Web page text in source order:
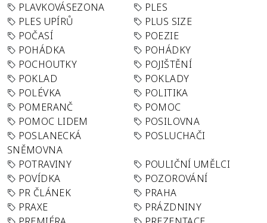
PLAVKOVÁSEZONA
PLES
PLES UPÍRŮ
PLUS SIZE
POČASÍ
POEZIE
POHÁDKA
POHÁDKY
POCHOUTKY
POJIŠTĚNÍ
POKLAD
POKLADY
POLÉVKA
POLITIKA
POMERANČ
POMOC
POMOC LIDEM
POSILOVNA
POSLANECKÁ
SNĚMOVNA
POSLUCHAČI
POTRAVINY
POULIČNÍ UMĚLCI
POVÍDKA
POZOROVÁNÍ
PR ČLÁNEK
PRAHA
PRAXE
PRÁZDNINY